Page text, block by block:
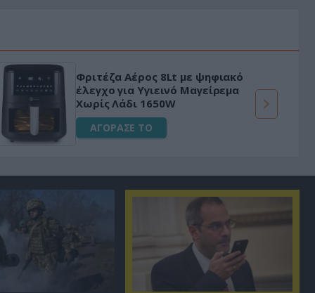
Φριτέζα Αέρος 8Lt με ψηφιακό
έλεγχο για Υγιεινό Μαγείρεμα
Χωρίς Λάδι 1650W
ΑΓΟΡΑΣΕ ΤΟ